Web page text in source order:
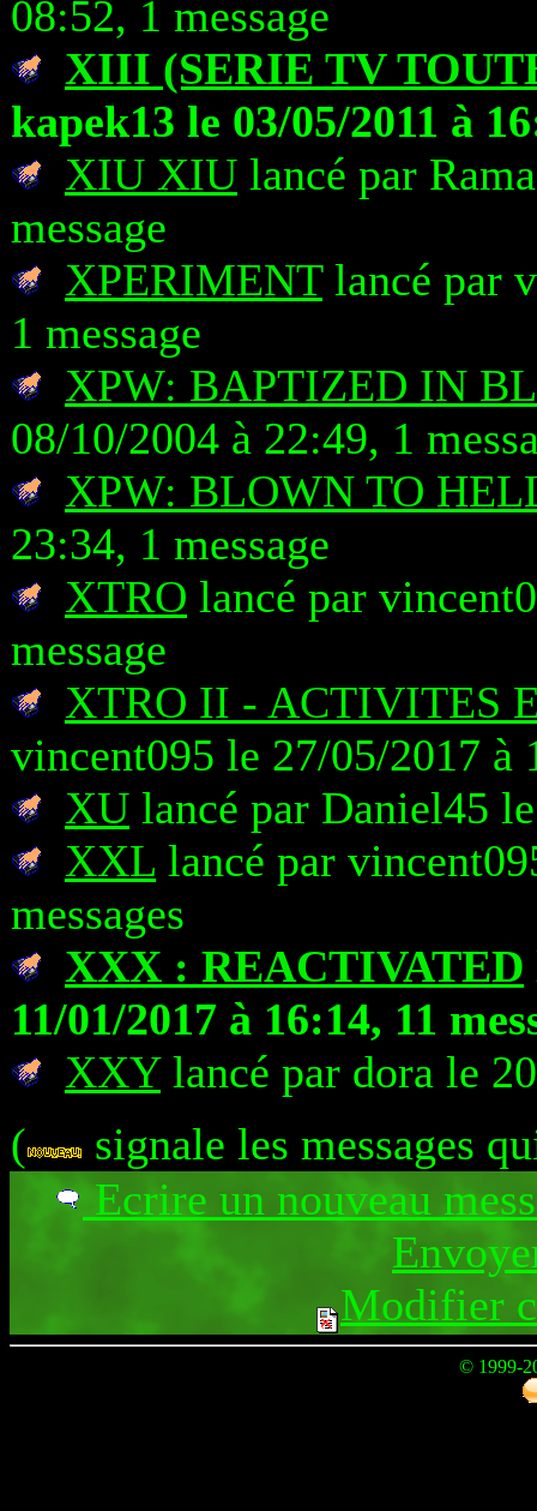
08:52, 1 message
XIII (SERIE TV
kapek13 le 03/05/2011 à
XIU XIU lancé par
message
XPERIMENTlancé par
1 message
XPW: BAPTIZED IN
08/10/2004 à 22:49, 1
XPW: BLOWN TO
23:34, 1 message
XTRO lancé par
message
XTRO II - ACTIVITES
vincent095 le 27/05/2017 à
XU lancé par Daniel45
XXL lancé par
messages
XXX : REACTIVATED
11/01/2017 à 16:14, 11
XXYlancé par dora le
(
signale les messages
Ecrire un nouveau
Modifier
© 1999-